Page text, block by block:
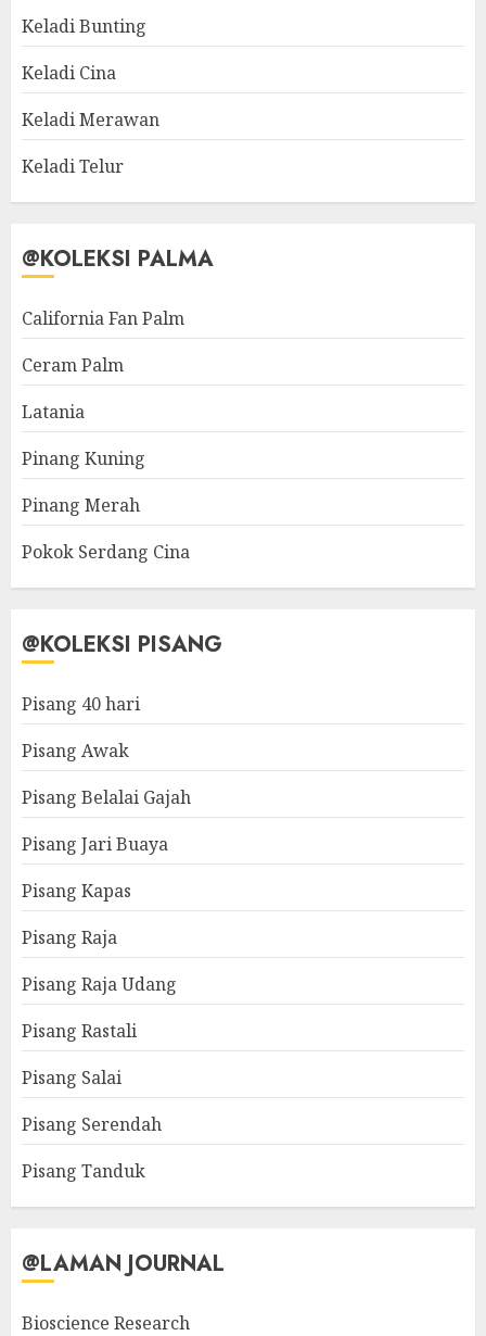
Keladi Bunting
Keladi Cina
Keladi Merawan
Keladi Telur
@KOLEKSI PALMA
California Fan Palm
Ceram Palm
Latania
Pinang Kuning
Pinang Merah
Pokok Serdang Cina
@KOLEKSI PISANG
Pisang 40 hari
Pisang Awak
Pisang Belalai Gajah
Pisang Jari Buaya
Pisang Kapas
Pisang Raja
Pisang Raja Udang
Pisang Rastali
Pisang Salai
Pisang Serendah
Pisang Tanduk
@LAMAN JOURNAL
Bioscience Research